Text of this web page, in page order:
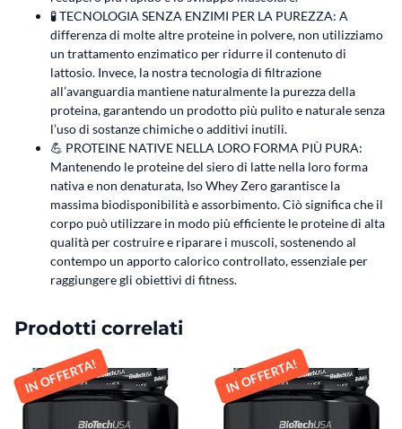
🧪 TECNOLOGIA SENZA ENZIMI PER LA PUREZZA: A
differenza di molte altre proteine in polvere, non utilizziamo
un trattamento enzimatico per ridurre il contenuto di
lattosio. Invece, la nostra tecnologia di filtrazione
all’avanguardia mantiene naturalmente la purezza della
proteina, garantendo un prodotto più pulito e naturale senza
l’uso di sostanze chimiche o additivi inutili.
💪 PROTEINE NATIVE NELLA LORO FORMA PIÙ PURA:
Mantenendo le proteine del siero di latte nella loro forma
nativa e non denaturata, Iso Whey Zero garantisce la
massima biodisponibilità e assorbimento. Ciò significa che il
corpo può utilizzare in modo più efficiente le proteine di alta
qualità per costruire e riparare i muscoli, sostenendo al
contempo un apporto calorico controllato, essenziale per
raggiungere gli obiettivi di fitness.
Prodotti correlati
IN OFFERTA! IN OFFERTA!